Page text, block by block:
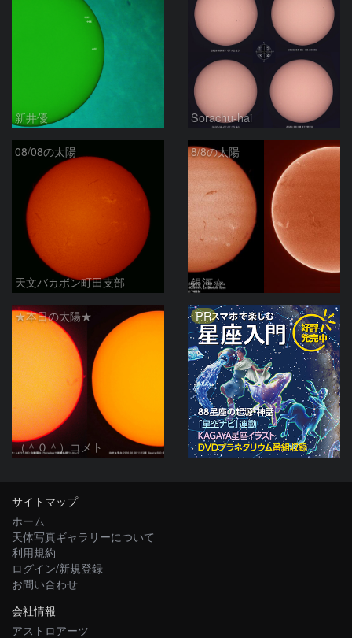
新井優 Sorachu-hai
08/08の太陽
天文バカボン町田支部
8/8の太陽
銀河☆
★本日の太陽★
（＾０＾）コメト
PR
サイトマップ
ホーム
天体写真ギャラリーについて
利用規約
ログイン/新規登録
お問い合わせ
会社情報
アストロアーツ